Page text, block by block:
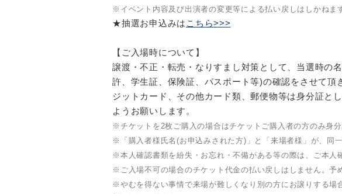
※イベント内容及び出演者の変更等による払い戻しはしかねま
★抽選お申込みは こちら>>>
【ご入場時について】
譲渡・不正・転売・なりすまし対策として、当選時の
許、学生証、保険証、パスポート等)の確認をさせて
ジットカード、その他カード類、郵便物等は身分証と
ようお願いします。
※チケットを2枚ご購入の場合はチケットご購入者の方のみ身分
※「購入者様氏名(お申込みされた方)」と「来場者様」が、同
※本人確認書類を紛失・お忘れ・不備がある等の際は、ご本人
※ご入場不可の場合のチケット代金の払い戻しはしません。予
※やむを得ない事情で来場が難しくなり別の方にお譲りする